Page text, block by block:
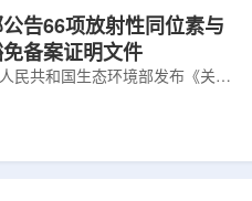
告66项放射性同位素与
备案证明文件
民共和国生态环境部发布《关于
境主管部门报送的、已获得豁免